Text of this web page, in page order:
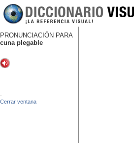
PRONUNCIACIÓN PARA
cuna plegable
-
Cerrar ventana